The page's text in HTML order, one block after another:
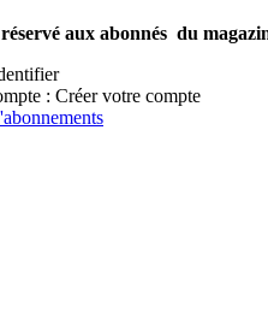
aux abonnés du
: Créer votre compte